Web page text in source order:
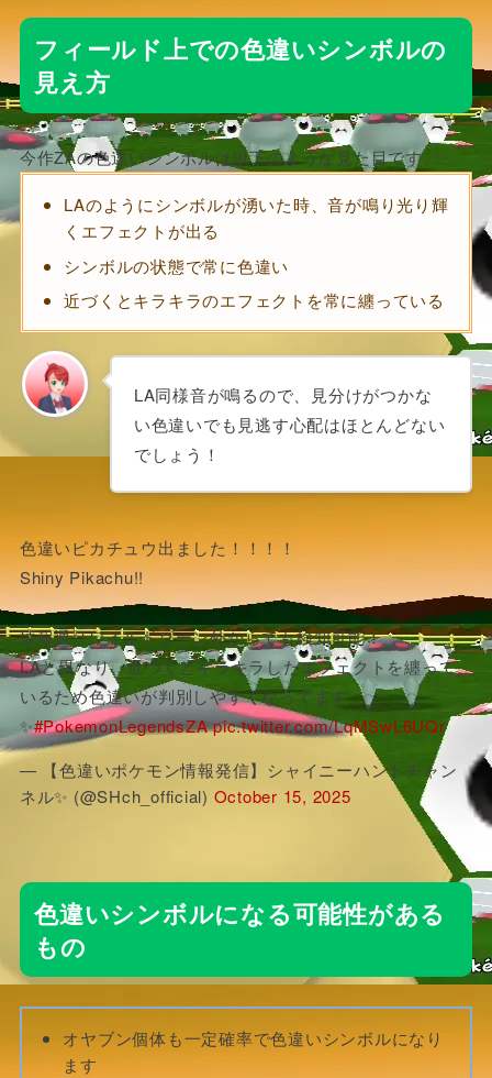
フィールド上での色違いシンボルの
見え方
今作ZAの色違いシンボルは以下のような見た目です。
LAのようにシンボルが湧いた時、音が鳴り光り輝
くエフェクトが出る
シンボルの状態で常に色違い
近づくとキラキラのエフェクトを常に纏っている
LA同様音が鳴るので、見分けがつかな
い色違いでも見逃す心配はほとんどない
でしょう！
色違いピカチュウ出ました！！！！
Shiny Pikachu!!
情報通りワイルドゾーン外からでも検知可能！
LAと異なり、近づくとキラキラしたエフェクトを纏って
いるため色違いが判別しやすくなってます
✨#PokemonLegendsZA pic.twitter.com/LqMSwL6UQr
— 【色違いポケモン情報発信】シャイニーハントチャン
ネル✨ (@SHch_official) October 15, 2025
色違いシンボルになる可能性がある
もの
オヤブン個体も一定確率で色違いシンボルになり
ます